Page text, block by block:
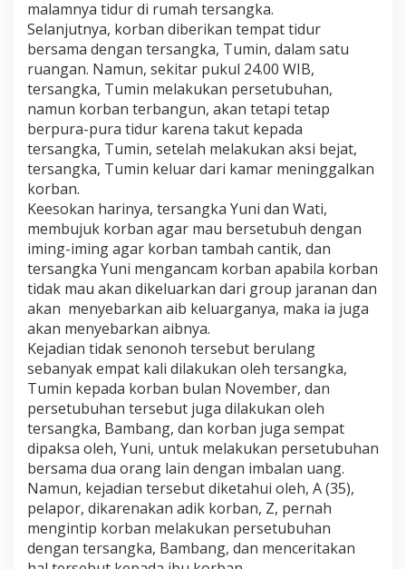
malamnya tidur di rumah tersangka.
Selanjutnya, korban diberikan tempat tidur
bersama dengan tersangka, Tumin, dalam satu
ruangan. Namun, sekitar pukul 24.00 WIB,
tersangka, Tumin melakukan persetubuhan,
namun korban terbangun, akan tetapi tetap
berpura-pura tidur karena takut kepada
tersangka, Tumin, setelah melakukan aksi bejat,
tersangka, Tumin keluar dari kamar meninggalkan
korban.
Keesokan harinya, tersangka Yuni dan Wati,
membujuk korban agar mau bersetubuh dengan
iming-iming agar korban tambah cantik, dan
tersangka Yuni mengancam korban apabila korban
tidak mau akan dikeluarkan dari group jaranan dan
akan menyebarkan aib keluarganya, maka ia juga
akan menyebarkan aibnya.
Kejadian tidak senonoh tersebut berulang
sebanyak empat kali dilakukan oleh tersangka,
Tumin kepada korban bulan November, dan
persetubuhan tersebut juga dilakukan oleh
tersangka, Bambang, dan korban juga sempat
dipaksa oleh, Yuni, untuk melakukan persetubuhan
bersama dua orang lain dengan imbalan uang.
Namun, kejadian tersebut diketahui oleh, A (35),
pelapor, dikarenakan adik korban, Z, pernah
mengintip korban melakukan persetubuhan
dengan tersangka, Bambang, dan menceritakan